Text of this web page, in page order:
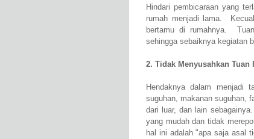
Hindari pembicaraan yang
rumah menjadi lama.
bertamu di rumahnya.
sehingga sebaiknya kegiatan
2. Tidak Menyusahkan Tuan
Hendaknya dalam menjadi
suguhan, makanan suguhan,
dari luar, dan lain
yang mudah dan tidak
hal ini adalah "apa saja asal